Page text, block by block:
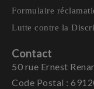
Formulaire
Lutte contre la
Contact
50 rue Ernest
Code Postal :